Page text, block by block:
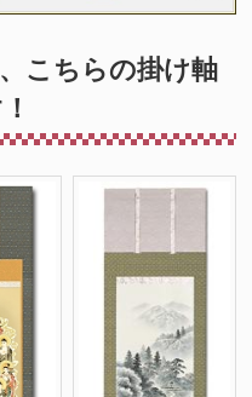
こちらの掛け軸